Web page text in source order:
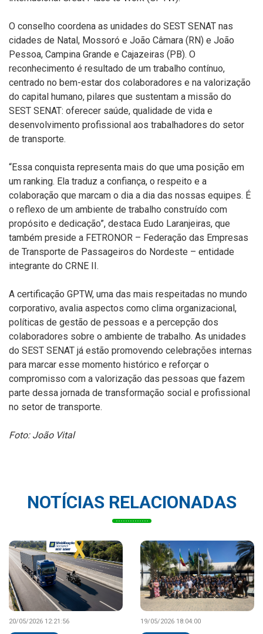
O conselho coordena as unidades do SEST SENAT nas
cidades de Natal, Mossoró e João Câmara (RN) e João
Pessoa, Campina Grande e Cajazeiras (PB). O
reconhecimento é resultado de um trabalho contínuo,
centrado no bem-estar dos colaboradores e na valorização
do capital humano, pilares que sustentam a missão do
SEST SENAT: oferecer saúde, qualidade de vida e
desenvolvimento profissional aos trabalhadores do setor
de transporte.
“Essa conquista representa mais do que uma posição em
um ranking. Ela traduz a confiança, o respeito e a
colaboração que marcam o dia a dia das nossas equipes. É
o reflexo de um ambiente de trabalho construído com
propósito e dedicação”, destaca Eudo Laranjeiras, que
também preside a FETRONOR – Federação das Empresas
de Transporte de Passageiros do Nordeste – entidade
integrante do CRNE II.
A certificação GPTW, uma das mais respeitadas no mundo
corporativo, avalia aspectos como clima organizacional,
políticas de gestão de pessoas e a percepção dos
colaboradores sobre o ambiente de trabalho. As unidades
do SEST SENAT já estão promovendo celebrações internas
para marcar esse momento histórico e reforçar o
compromisso com a valorização das pessoas que fazem
parte dessa jornada de transformação social e profissional
no setor de transporte.
Foto: João Vital
NOTÍCIAS RELACIONADAS
20/05/2026 12:21:56 19/05/2026 18:04:00